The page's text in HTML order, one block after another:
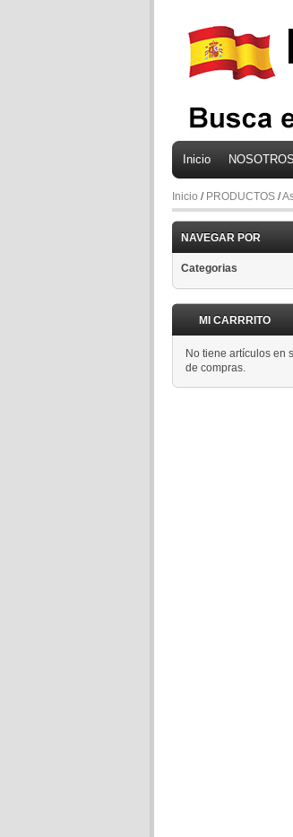
Inicio NOSOTROS
Inicio / PRODUCTOS /
NAVEGAR POR
Categorias
MI CARRRITO
No tiene artículos en
de compras.